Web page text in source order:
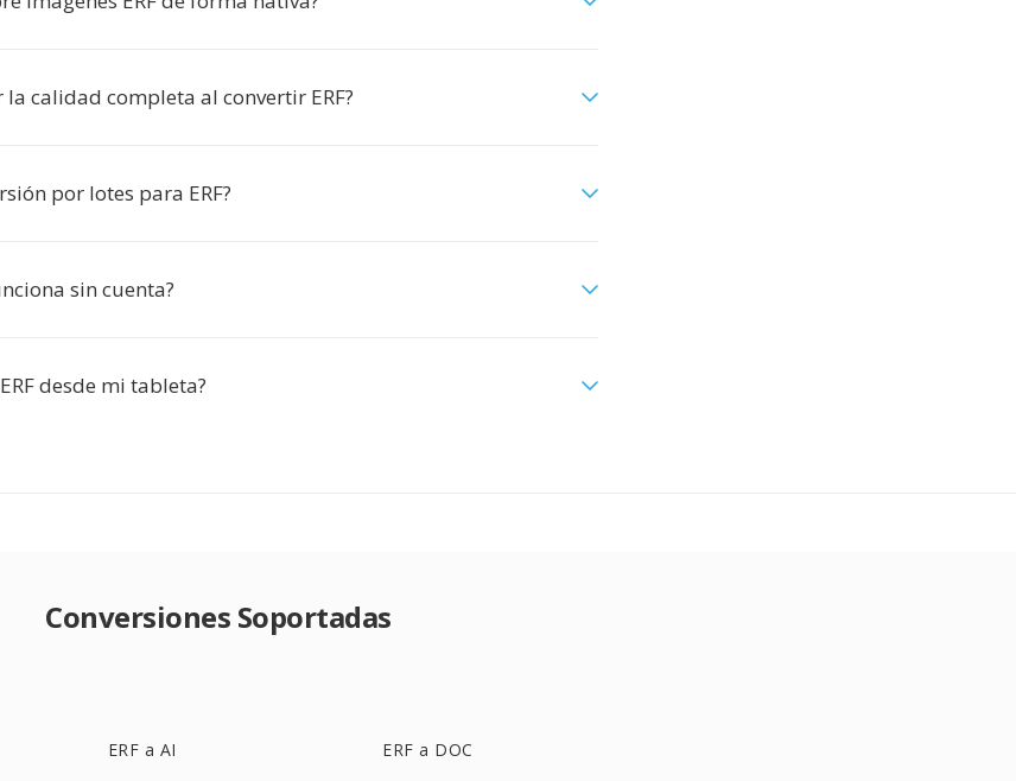
la calidad completa al convertir ERF?
por lotes para ERF?
sin cuenta?
desde mi tableta?
Conversiones Soportadas
ERF a AI ERF a DOC